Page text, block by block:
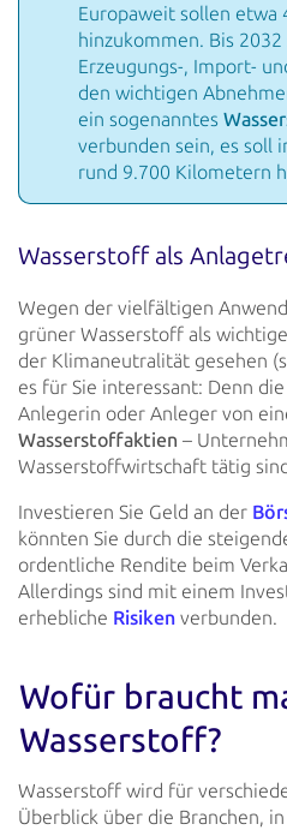
Europaweit sollen etwa
hinzukommen. Bis 2032
Erzeugungs-, Import-
den wichtigen
ein sogenanntes
verbunden sein, es soll
rund 9.700 Kilometern
Wasserstoff als
Wegen der vielfältigen
grüner Wasserstoff als
der Klimaneutralität gesehen
es für Sie interessant: Denn
Anlegerin oder Anleger von
Wasserstoffaktien –
Wasserstoffwirtschaft tätig
Investieren Sie Geld an der
könnten Sie durch die
ordentliche Rendite beim
Allerdings sind mit einem
erhebliche Risiken verbunden.
Wofür braucht
Wasserstoff?
Wasserstoff wird für
Überblick über die Branchen,